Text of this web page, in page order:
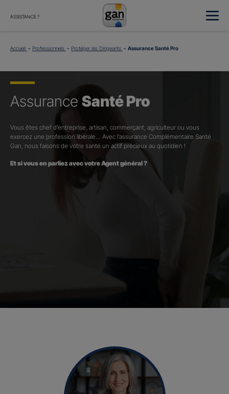
ASSISTANCE ?
Accueil Professionnels Protéger les Dirigeants Assurance Santé Pro
Assurance Santé Pro
Vous êtes chef d’entreprise, artisan, commerçant, agriculteur ou vous
exercez une profession libérale… Avec l’assurance Complémentaire Santé
Gan, nous faisons de votre santé un actif précieux au quotidien !
Et si vous en parliez avec votre Agent général ?